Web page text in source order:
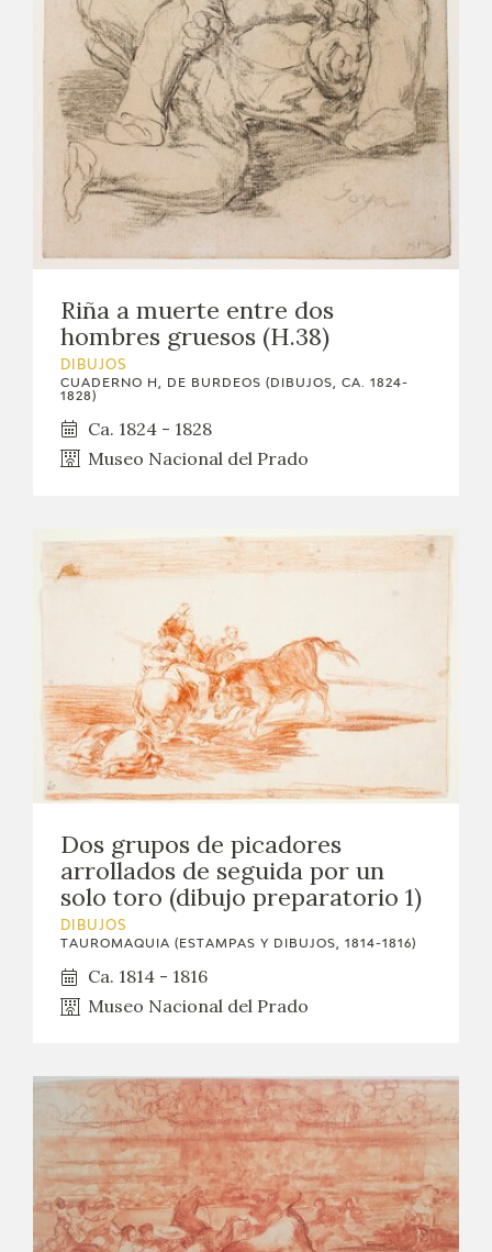
Riña a muerte entre dos
hombres gruesos (H.38)
DIBUJOS
CUADERNO H, DE BURDEOS (DIBUJOS, CA. 1824-
1828)
Ca. 1824 - 1828
Museo Nacional del Prado
Dos grupos de picadores
arrollados de seguida por un
solo toro (dibujo preparatorio 1)
DIBUJOS
TAUROMAQUIA (ESTAMPAS Y DIBUJOS, 1814-1816)
Ca. 1814 - 1816
Museo Nacional del Prado